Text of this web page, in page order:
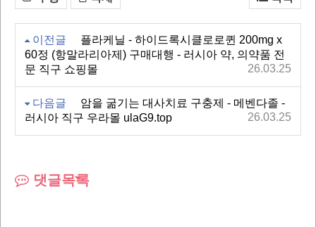
이전글
플라케닐 - 하이드록시클로로퀸 200mg x
60정 (항말라리아제) 구매대행 - 러시아 약, 의약품 전
문 직구 쇼핑몰
26.03.25
다음글
암을 굶기는 대사치료 구충제 - 메벤다졸 -
러시아 직구 우라몰 ulaG9.top
26.03.25
댓글목록